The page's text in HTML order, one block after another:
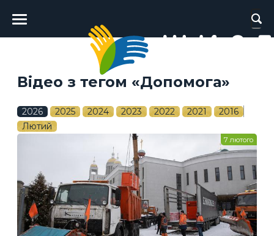
Головне
меню
Відео з тегом «Допомога»
2026 2025 2024 2023 2022 2021
2016
Лютий
7 лютого